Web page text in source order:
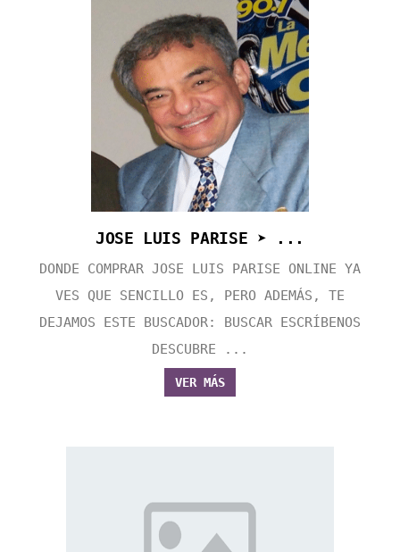
JOSE LUIS PARISE ➤ ...
DONDE COMPRAR JOSE LUIS PARISE ONLINE YA
VES QUE SENCILLO ES, PERO ADEMÁS, TE
DEJAMOS ESTE BUSCADOR: BUSCAR ESCRÍBENOS
DESCUBRE ...
VER MÁS